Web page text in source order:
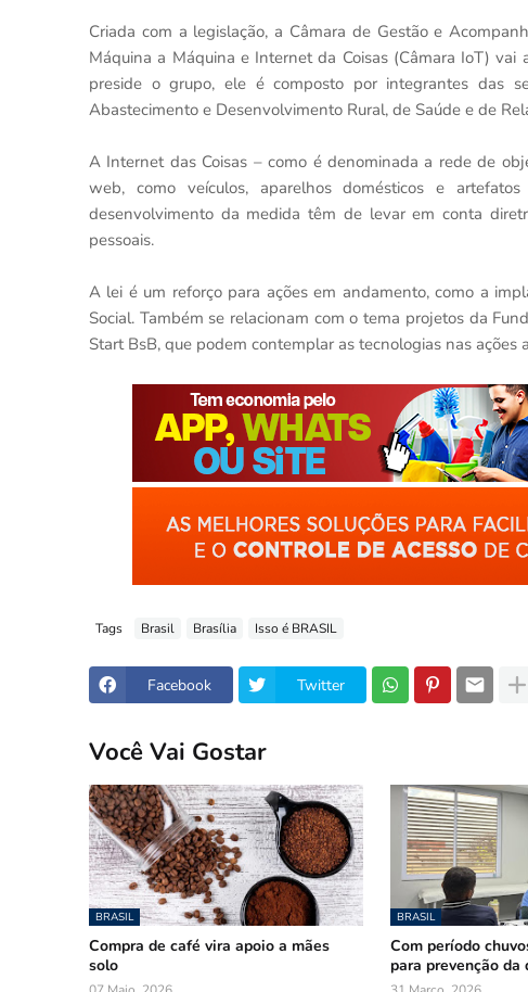
Criada com a legislação, a Câmara de Gestão e
Máquina a Máquina e Internet da Coisas (Câmara IoT)
preside o grupo, ele é composto por integrantes das
Abastecimento e Desenvolvimento Rural, de Saúde e de
A Internet das Coisas – como é denominada a rede de
web, como veículos, aparelhos domésticos e
desenvolvimento da medida têm de levar em conta
pessoais.
A lei é um reforço para ações em andamento, como a
Social. Também se relacionam com o tema projetos da
Start BsB, que podem contemplar as tecnologias nas ações
Tags Brasil Brasília Isso é BRASIL
Facebook Twitter
Você Vai Gostar
BRASIL
Compra de café vira apoio a mães
solo
BRASIL
Com período
para prevenção da